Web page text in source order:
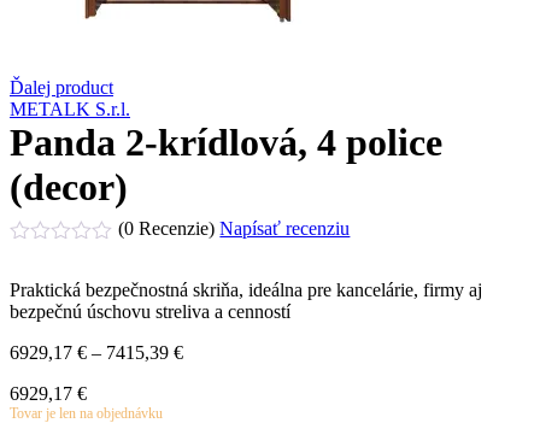
Ďalej product
METALK S.r.l.
Panda 2-krídlová, 4 police
(decor)
z
5
(0 Recenzie)Napísať recenziu
Praktická bezpečnostná skriňa, ideálna pre kancelárie, firmy aj
bezpečnú úschovu streliva a cenností
6929,17 € – 7415,39 €Price
6929,17 €
Tovar je len na objednávku